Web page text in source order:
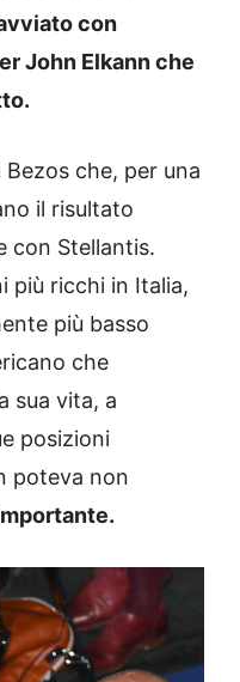
con
John Elkann che
che, per una
il risultato
con Stellantis.
più ricchi in Italia,
più basso
che
sua vita, a
posizioni
poteva non